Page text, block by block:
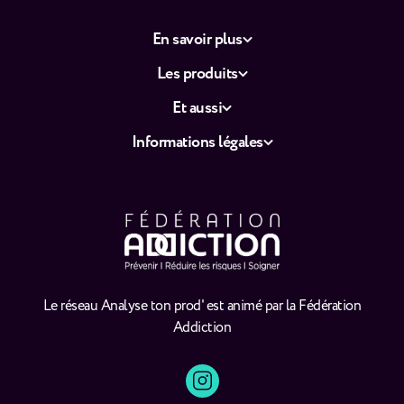
Le réseau Analyse ton prod' est animé par la Fédération
Addiction
En savoir plus
Les produits
Et aussi
Informations légales